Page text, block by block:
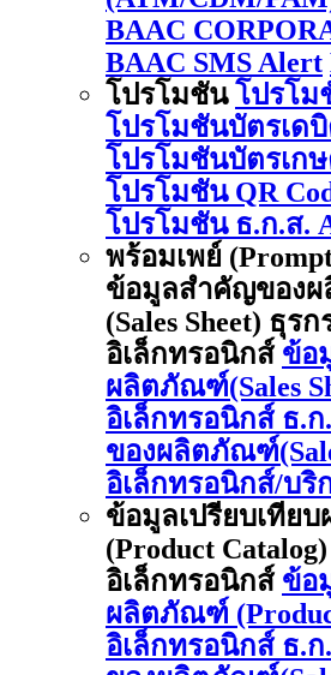
BAAC
BAAC SMS Alert
โปรโมชัน โปรโม
โปรโมชันบัตรเด
โปรโมชันบัตรเก
โปรโมชัน QR
โปรโมชัน ธ.ก.ส.
พร้อมเพย์
ข้อมูลสำคัญของ
(Sales Sheet) ธุร
อิเล็กทรอนิกส์ ข้อ
ผลิตภัณฑ์(Sales
อิเล็กทรอนิกส์ ธ.ก
ของผลิตภัณฑ์
อิเล็กทรอนิกส์/บริ
ข้อมูลเปรียบเทีย
(Product
อิเล็กทรอนิกส์ ข้อ
ผลิตภัณฑ์
อิเล็กทรอนิกส์ ธ.ก